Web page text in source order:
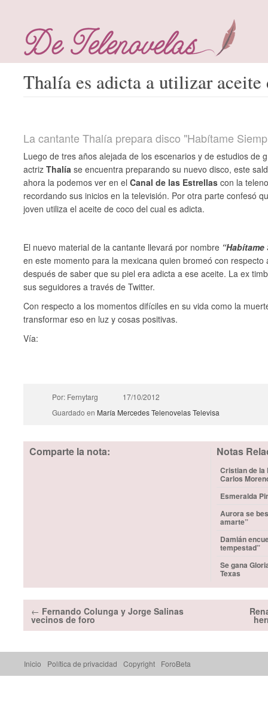
Thalía es adicta a utilizar aceite
La cantante Thalía prepara disco "Habítame
Luego de tres años alejada de los escenarios y de estudios de
actrizThalía se encuentra preparando su nuevo disco, este
ahora la podemos ver en elCanal de las Estrellas con la
recordando sus inicios en la televisión. Por otra parte confesó
joven utiliza el aceite de coco del cual es adicta.
El nuevo material de la cantante llevará por nombre “Habítame
en este momento para la mexicana quien bromeó con
después de saber que su piel era adicta a ese aceite. La ex
sus seguidores a través de Twitter.
Con respecto a los momentos difíciles en su vida como la
transformar eso en luz y cosas positivas.
Vía:
Por: Fernytarg
17/10/2012
Guardado en María MercedesTelenovelasTelevisa
Comparte la nota: Notas
Cristian de la
Carlos
Esmeralda
Aurora se
amarte”
Damián
tempestad”
Se gana
Texas
← Fernando Colunga y Jorge Salinas
vecinos de foro
Inicio Política de privacidad Copyright ForoBeta